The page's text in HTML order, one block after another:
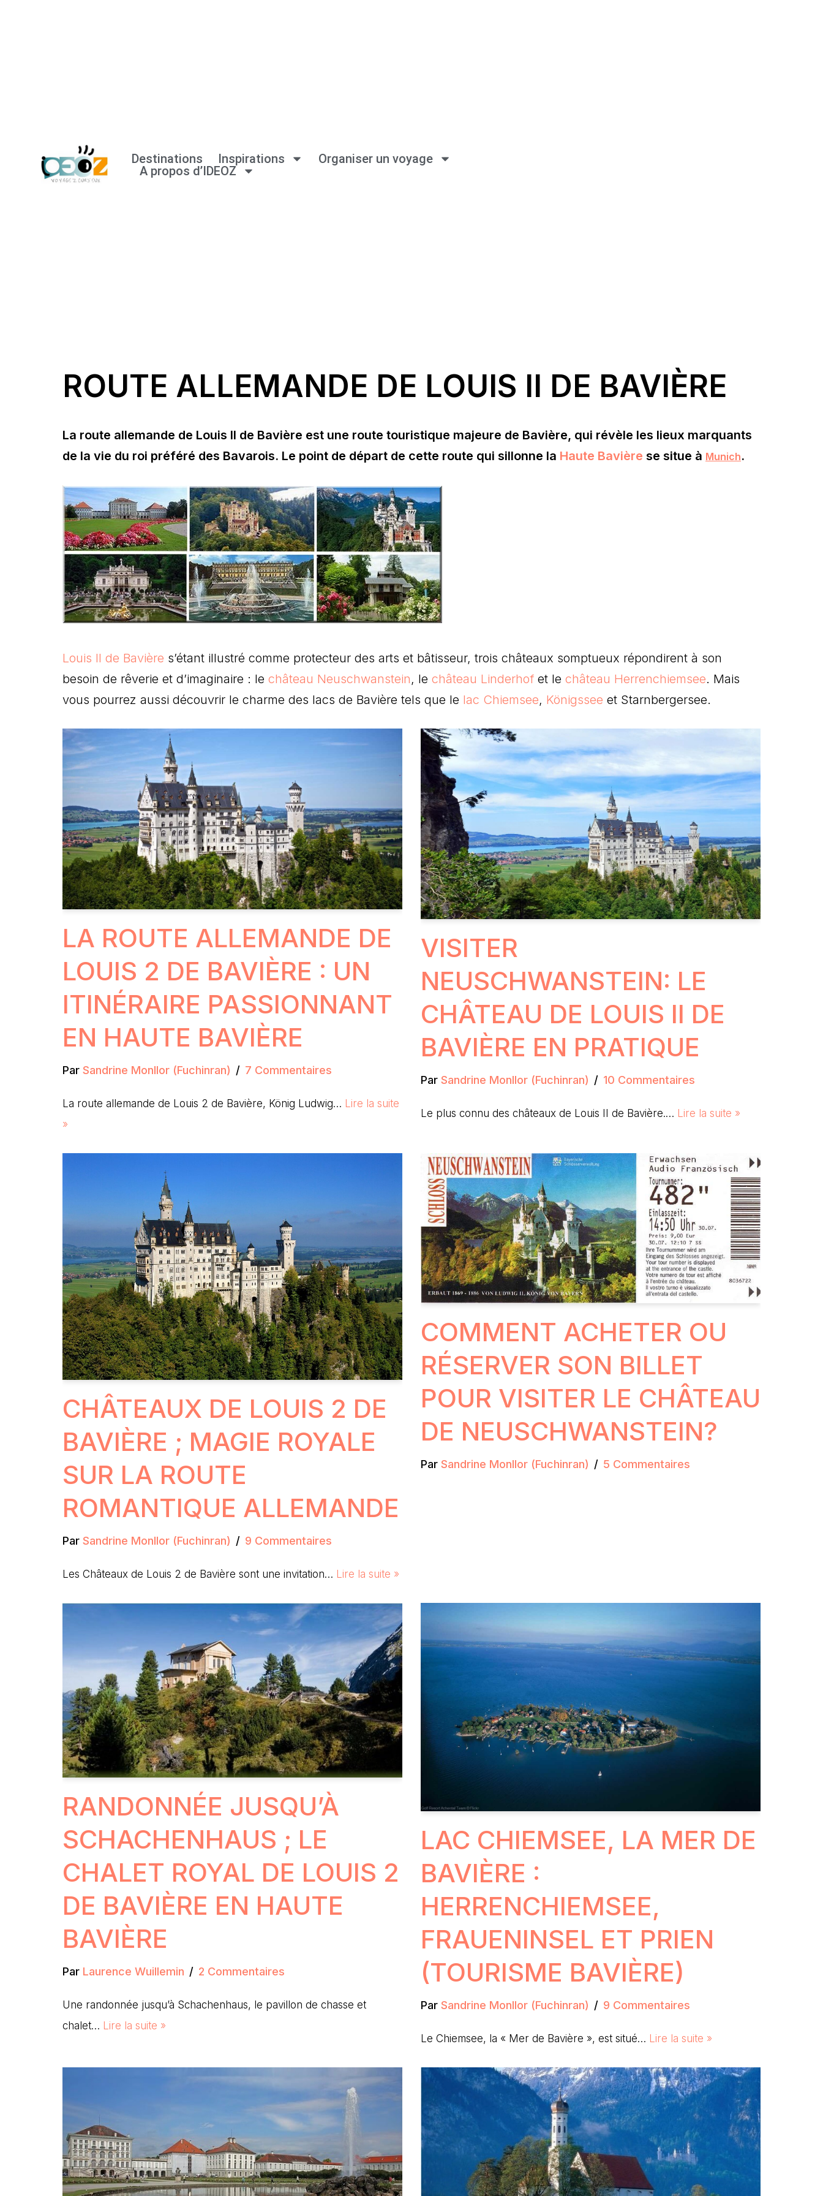
Destinations Inspirations
Organiser un voyage
A propos d’IDEOZ
ROUTE ALLEMANDE DE LOUIS II DE BAVIÈRE
La route allemande de Louis II de Bavière est une route touristique majeure de Bavière, qui révèle les lieux marquants
de la vie du roi préféré des Bavarois. Le point de départ de cette route qui sillonne la Haute Bavière se situe à Munich.
Louis II de Bavière s’étant illustré comme protecteur des arts et bâtisseur, trois châteaux somptueux répondirent à son
besoin de rêverie et d’imaginaire : le château Neuschwanstein, le château Linderhof et le château Herrenchiemsee. Mais
vous pourrez aussi découvrir le charme des lacs de Bavière tels que le lac Chiemsee, Königssee et Starnbergersee.
LA ROUTE ALLEMANDE DE
LOUIS 2 DE BAVIÈRE : UN
ITINÉRAIRE PASSIONNANT
EN HAUTE BAVIÈRE
Par Sandrine Monllor (Fuchinran) 7 Commentaires
La route allemande de Louis 2 de Bavière, König Ludwig… Lire la suite
»
VISITER
NEUSCHWANSTEIN: LE
CHÂTEAU DE LOUIS II DE
BAVIÈRE EN PRATIQUE
Par Sandrine Monllor (Fuchinran) 10 Commentaires
Le plus connu des châteaux de Louis II de Bavière.… Lire la suite »
CHÂTEAUX DE LOUIS 2 DE
BAVIÈRE ; MAGIE ROYALE
SUR LA ROUTE
ROMANTIQUE ALLEMANDE
Par Sandrine Monllor (Fuchinran) 9 Commentaires
Les Châteaux de Louis 2 de Bavière sont une invitation… Lire la suite »
COMMENT ACHETER OU
RÉSERVER SON BILLET
POUR VISITER LE CHÂTEAU
DE NEUSCHWANSTEIN?
Par Sandrine Monllor (Fuchinran) 5 Commentaires
RANDONNÉE JUSQU’À
SCHACHENHAUS ; LE
CHALET ROYAL DE LOUIS 2
DE BAVIÈRE EN HAUTE
BAVIÈRE
Par Laurence Wuillemin 2 Commentaires
Une randonnée jusqu’à Schachenhaus, le pavillon de chasse et
chalet… Lire la suite »
LAC CHIEMSEE, LA MER DE
BAVIÈRE :
HERRENCHIEMSEE,
FRAUENINSEL ET PRIEN
(TOURISME BAVIÈRE)
Par Sandrine Monllor (Fuchinran) 9 Commentaires
Le Chiemsee, la « Mer de Bavière », est situé… Lire la suite »